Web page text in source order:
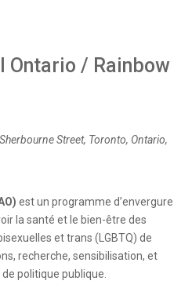
Ontario / Rainbow
Street, Toronto, Ontario,
est un programme d’envergure
la santé et le bien-être des
et trans (LGBTQ) de
recherche, sensibilisation, et
politique publique.